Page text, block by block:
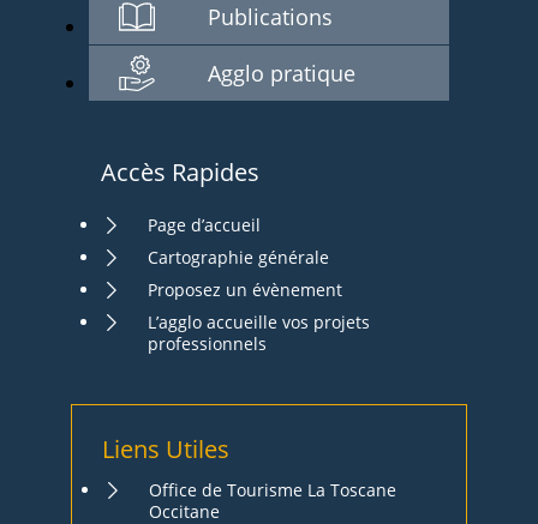
Publications
Agglo pratique
Accès Rapides
Page d’accueil
Cartographie générale
Proposez un évènement
L’agglo accueille vos projets
professionnels
Liens Utiles
Office de Tourisme La Toscane
Occitane